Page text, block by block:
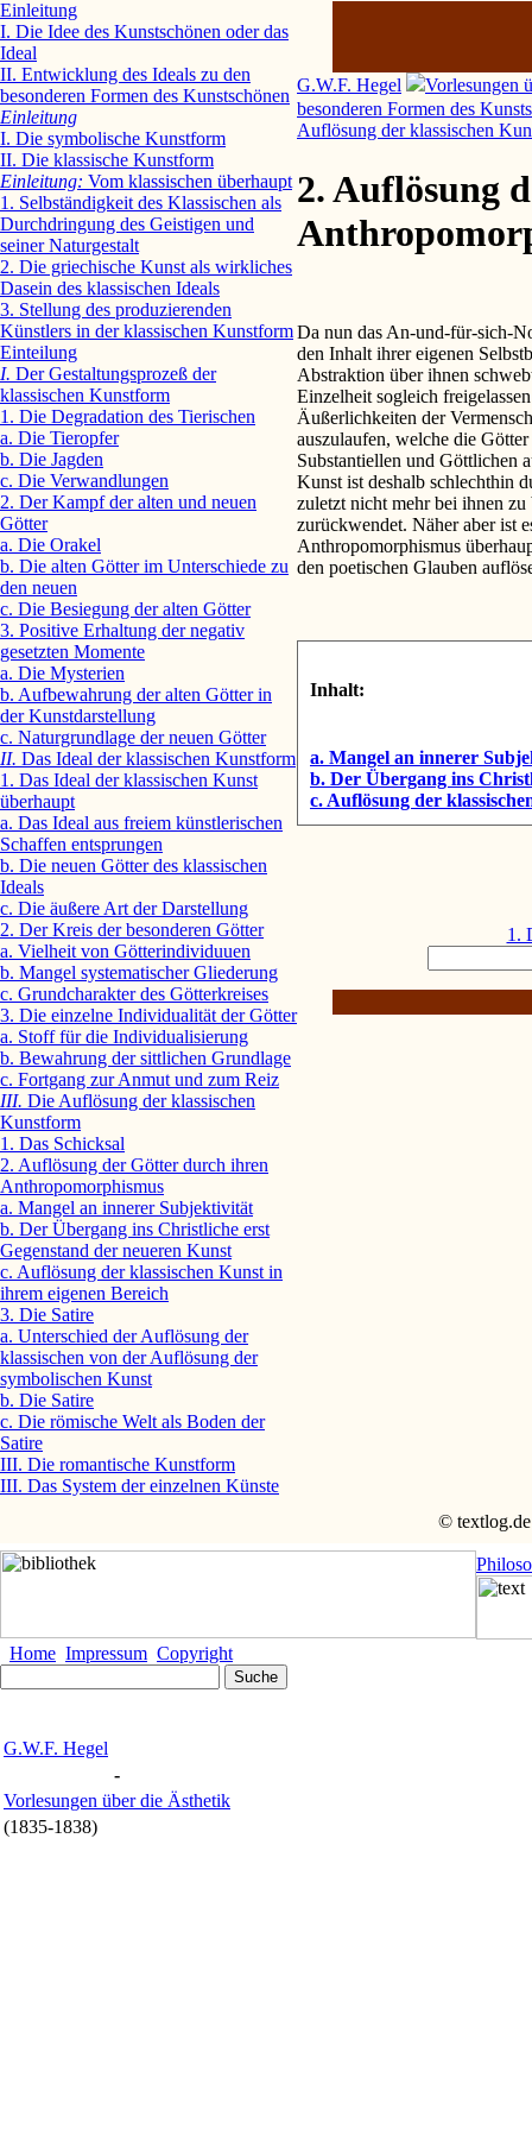
G.W.F. Hegel
Vorlesungen
besonderen Formen des
Auflösung der klassischen
2. Auflösung
Da nun das An-und-für-sich-
den Inhalt ihrer eigenen
Abstraktion über ihnen
Einzelheit sogleich
Äußerlichkeiten der
auszulaufen, welche die
Substantiellen und Göttlichen
Kunst ist deshalb schlechthin
zuletzt nicht mehr bei ihnen
zurückwendet. Näher aber ist
Anthropomorphismus
den poetischen Glauben
Inhalt:
a. Mangel an innerer
b. Der Übergang ins
c. Auflösung der
1.
Einleitung
I. Die Idee des Kunstschönen oder das
Ideal
II. Entwicklung des Ideals zu den
besonderen Formen des Kunstschönen
Einleitung
I. Die symbolische Kunstform
II. Die klassische Kunstform
Einleitung: Vom klassischen überhaupt
1. Selbständigkeit des Klassischen als
Durchdringung des Geistigen und
seiner Naturgestalt
2. Die griechische Kunst als wirkliches
Dasein des klassischen Ideals
3. Stellung des produzierenden
Künstlers in der klassischen Kunstform
Einteilung
I. Der Gestaltungsprozeß der
klassischen Kunstform
1. Die Degradation des Tierischen
a. Die Tieropfer
b. Die Jagden
c. Die Verwandlungen
2. Der Kampf der alten und neuen
Götter
a. Die Orakel
b. Die alten Götter im Unterschiede zu
den neuen
c. Die Besiegung der alten Götter
3. Positive Erhaltung der negativ
gesetzten Momente
a. Die Mysterien
b. Aufbewahrung der alten Götter in
der Kunstdarstellung
c. Naturgrundlage der neuen Götter
II. Das Ideal der klassischen Kunstform
1. Das Ideal der klassischen Kunst
überhaupt
a. Das Ideal aus freiem künstlerischen
Schaffen entsprungen
b. Die neuen Götter des klassischen
Ideals
c. Die äußere Art der Darstellung
2. Der Kreis der besonderen Götter
a. Vielheit von Götterindividuuen
b. Mangel systematischer Gliederung
c. Grundcharakter des Götterkreises
3. Die einzelne Individualität der Götter
a. Stoff für die Individualisierung
b. Bewahrung der sittlichen Grundlage
c. Fortgang zur Anmut und zum Reiz
III. Die Auflösung der klassischen
Kunstform
1. Das Schicksal
2. Auflösung der Götter durch ihren
Anthropomorphismus
a. Mangel an innerer Subjektivität
b. Der Übergang ins Christliche erst
Gegenstand der neueren Kunst
c. Auflösung der klassischen Kunst in
ihrem eigenen Bereich
3. Die Satire
a. Unterschied der Auflösung der
klassischen von der Auflösung der
symbolischen Kunst
b. Die Satire
c. Die römische Welt als Boden der
Satire
III. Die romantische Kunstform
III. Das System der einzelnen Künste
© textlog.de
Home Impressum Copyright
G.W.F. Hegel
-
Vorlesungen über die Ästhetik
(1835-1838)